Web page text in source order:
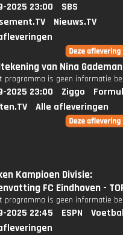
2025 23:00
SBS
Nieuws.TV
van Nina Gademan
programma is geen informatie
2025 23:00 Ziggo
Alle afleveringen
Kampioen Divisie:
FC Eindhoven -
programma is geen informatie
2025 22:45 ESPN